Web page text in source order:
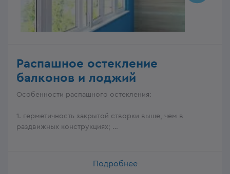
Распашное остекление
балконов и лоджий
Особенности распашного остекления:
1. герметичность закрытой створки выше, чем в
раздвижных конструкциях;
3. высота створок ограничена — верхняя часть
остекления делается глухой;
Подробнее